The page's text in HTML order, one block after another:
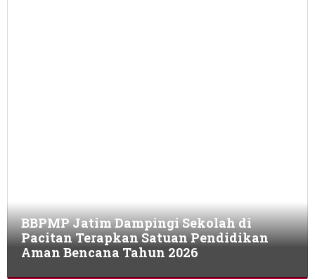
BBPMP Jatim Dampingi Sekolah di
Pacitan Terapkan Satuan Pendidikan
Aman Bencana Tahun 2026
3
Juli
2026
oleh
Nur